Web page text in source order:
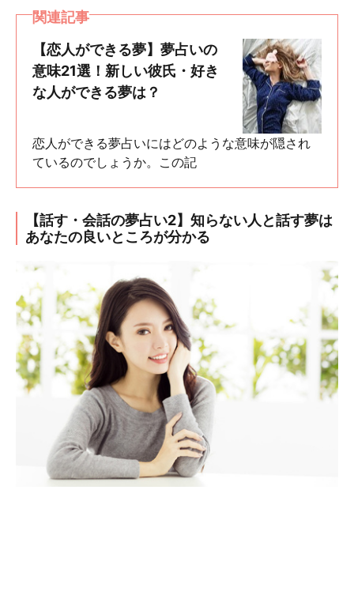
関連記事
【恋人ができる夢】夢占いの
意味21選！新しい彼氏・好き
な人ができる夢は？
恋人ができる夢占いにはどのような意味が隠され
ているのでしょうか。この記
【話す・会話の夢占い2】知らない人と話す夢は
あなたの良いところが分かる